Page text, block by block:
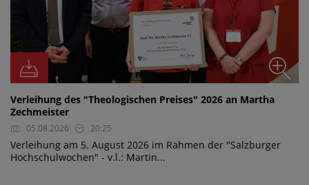
Verleihung des "Theologischen Preises" 2026 an Martha
Zechmeister
05.08.2026 20:25
Verleihung am 5. August 2026 im Rahmen der "Salzburger
Hochschulwochen" - v.l.: Martin...